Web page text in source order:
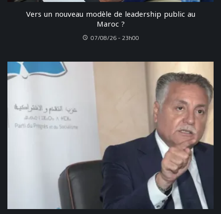
Vers un nouveau modèle de leadership public au
Maroc ?
07/08/26 - 23h00